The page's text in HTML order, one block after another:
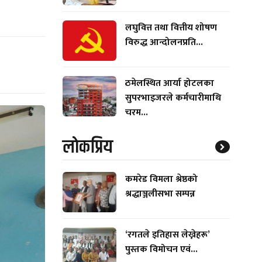
लघुवित्त तथा वित्तीय शोषण
विरुद्ध आन्दोलनप्रति...
ठमेलस्थित आर्या होटलका
सुपरभाइजरले कर्मचारीमाथि
चरम...
लाेकप्रिय
कमरेड विमला श्रेष्ठको
श्रद्धाञ्जलीसभा सम्पन्न
‘रगतले इतिहास लेख्नेहरू’
पुस्तक विमोचन एवं...